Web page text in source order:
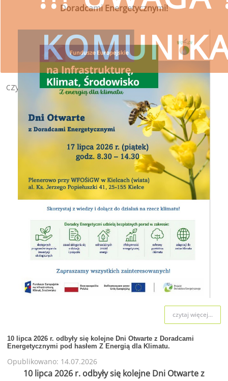
czytaj więcej
Wojewódzki Fundusz Ochrony
Doradcami Energetycznymi!
czytaj więcej...
10 lipca 2026 r. odbyły się kolejne Dni Otwarte z Doradcami
Energetycznymi pod hasłem Z Energią dla Klimatu.
Opublikowano: 14.07.2026
10 lipca 2026 r. odbyły się kolejne Dni Otwarte z